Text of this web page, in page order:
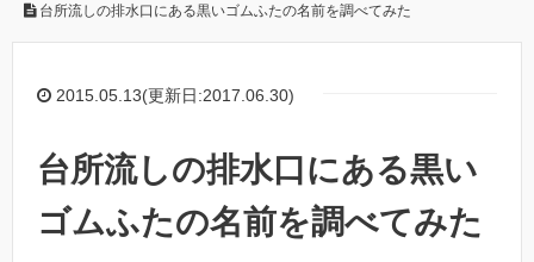
台所流しの排水口にある黒いゴムふたの名前を調べてみた
2015.05.13(更新日:2017.06.30)
台所流しの排水口にある黒い
ゴムふたの名前を調べてみた